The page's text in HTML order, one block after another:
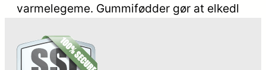
varmelegeme. Gummifødder gør at elkedl